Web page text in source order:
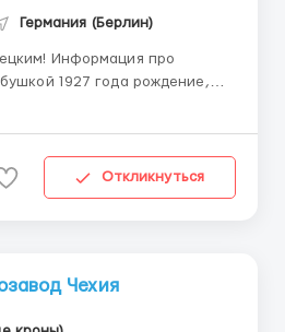
Германия (Берлин)
Информация про
1927 года рождение,
/ Hegau одна 165 см 72 кг
МобильностьОткликнуться
Чехия